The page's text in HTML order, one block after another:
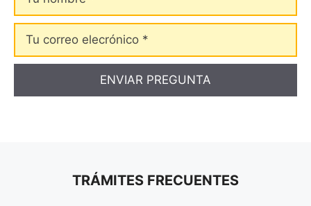
nombre
Tu
correo
elecrónico
TRÁMITES FRECUENTES